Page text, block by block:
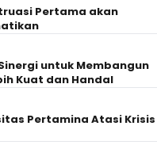
Pertama akan
untuk Membangun
Kuat dan Handal
Pertamina Atasi Krisis